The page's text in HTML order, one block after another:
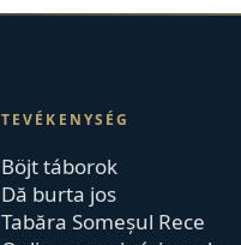
TEVÉKENYSÉG
Böjt táborok
Dă burta jos
Tabăra Someșul Rece